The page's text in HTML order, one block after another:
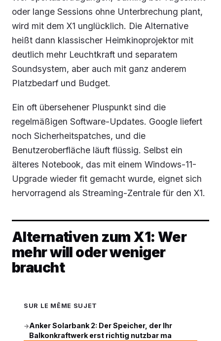
oder lange Sessions ohne Unterbrechung plant,
wird mit dem X1 unglücklich. Die Alternative
heißt dann klassischer Heimkinoprojektor mit
deutlich mehr Leuchtkraft und separatem
Soundsystem, aber auch mit ganz anderem
Platzbedarf und Budget.
Ein oft übersehener Pluspunkt sind die
regelmäßigen Software-Updates. Google liefert
noch Sicherheitspatches, und die
Benutzeroberfläche läuft flüssig. Selbst ein
älteres Notebook, das mit einem Windows-11-
Upgrade wieder fit gemacht wurde, eignet sich
hervorragend als Streaming-Zentrale für den X1.
Alternativen zum X1: Wer
mehr will oder weniger
braucht
SUR LE MÊME SUJET
→Anker Solarbank 2: Der Speicher, der Ihr
Balkonkraftwerk erst richtig nutzbar ma